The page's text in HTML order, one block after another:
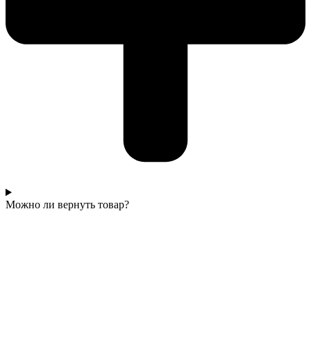
Можно ли вернуть товар?